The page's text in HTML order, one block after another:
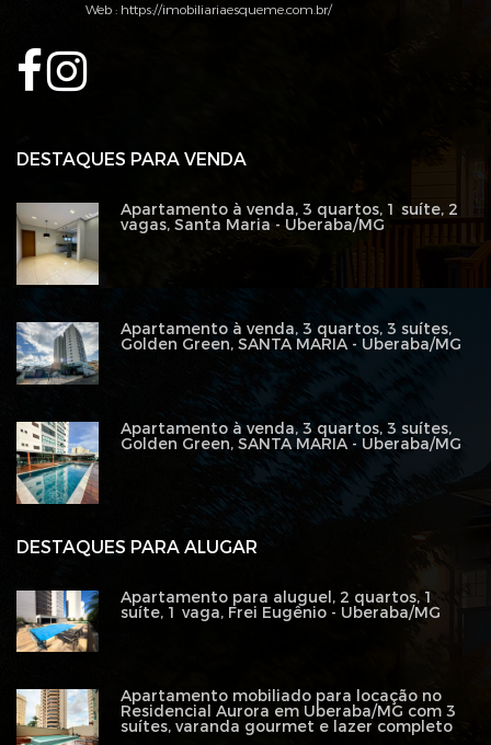
Web :https://imobiliariaesqueme.com.br/
DESTAQUES PARA ALUGAR
Apartamento para aluguel, 2 quartos, 1
suíte, 1 vaga, Frei Eugênio - Uberaba/MG
Apartamento mobiliado para locação no
Residencial Aurora em Uberaba/MG com 3
suítes, varanda gourmet e lazer completo
DESTAQUES PARA VENDA
Apartamento à venda, 3 quartos, 1 suíte, 2
vagas, Santa Maria - Uberaba/MG
Apartamento à venda, 3 quartos, 3 suítes,
Golden Green, SANTA MARIA - Uberaba/MG
Apartamento à venda, 3 quartos, 3 suítes,
Golden Green, SANTA MARIA - Uberaba/MG